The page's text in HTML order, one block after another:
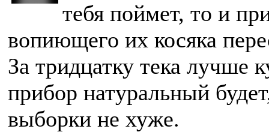
тебя поймет, то и
вопиющего их косяка
За тридцатку тека лучше
прибор натуральный
выборки не хуже.